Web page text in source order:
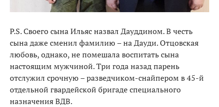
Р.S. Своего сына Ильяс назвал Дауддином. В честь
сына даже сменил фамилию – на Дауди. Отцовская
любовь, однако, не помешала воспитать сына
настоящим мужчиной. Три года назад парень
отслужил срочную – разведчиком-снайпером в 45-й
отдельной гвардейской бригаде специального
назначения ВДВ.